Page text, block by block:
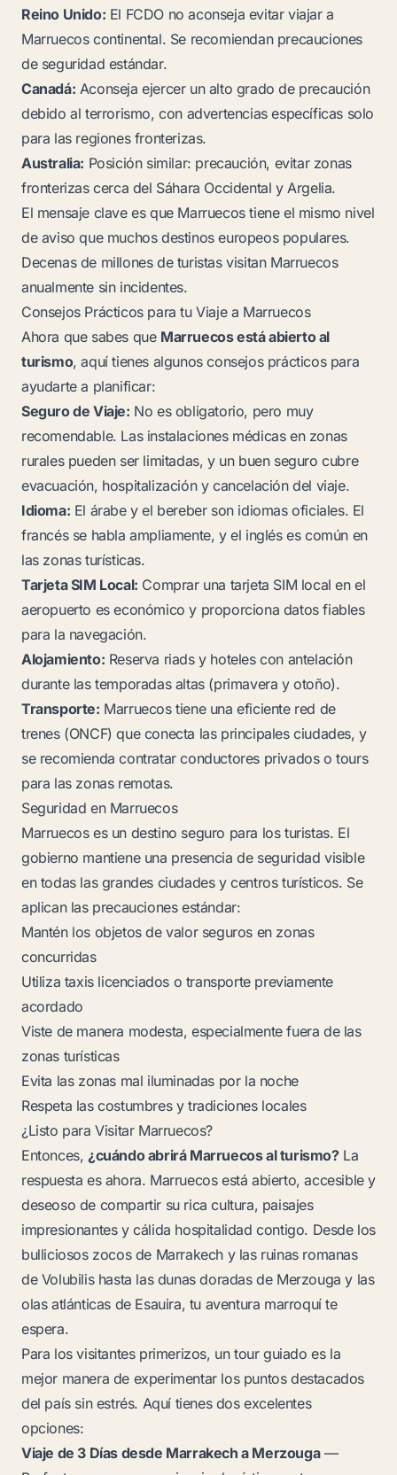
Reino Unido: El FCDO no aconseja evitar viajar a
Marruecos continental. Se recomiendan precauciones
de seguridad estándar.
Canadá: Aconseja ejercer un alto grado de precaución
debido al terrorismo, con advertencias específicas solo
para las regiones fronterizas.
Australia: Posición similar: precaución, evitar zonas
fronterizas cerca del Sáhara Occidental y Argelia.
El mensaje clave es que Marruecos tiene el mismo nivel
de aviso que muchos destinos europeos populares.
Decenas de millones de turistas visitan Marruecos
anualmente sin incidentes.
Consejos Prácticos para tu Viaje a Marruecos
Ahora que sabes que Marruecos está abierto al
turismo, aquí tienes algunos consejos prácticos para
ayudarte a planificar:
Seguro de Viaje: No es obligatorio, pero muy
recomendable. Las instalaciones médicas en zonas
rurales pueden ser limitadas, y un buen seguro cubre
evacuación, hospitalización y cancelación del viaje.
Idioma: El árabe y el bereber son idiomas oficiales. El
francés se habla ampliamente, y el inglés es común en
las zonas turísticas.
Tarjeta SIM Local: Comprar una tarjeta SIM local en el
aeropuerto es económico y proporciona datos fiables
para la navegación.
Alojamiento: Reserva riads y hoteles con antelación
durante las temporadas altas (primavera y otoño).
Transporte: Marruecos tiene una eficiente red de
trenes (ONCF) que conecta las principales ciudades, y
se recomienda contratar conductores privados o tours
para las zonas remotas.
Seguridad en Marruecos
Marruecos es un destino seguro para los turistas. El
gobierno mantiene una presencia de seguridad visible
en todas las grandes ciudades y centros turísticos. Se
aplican las precauciones estándar:
Mantén los objetos de valor seguros en zonas
concurridas
Utiliza taxis licenciados o transporte previamente
acordado
Viste de manera modesta, especialmente fuera de las
zonas turísticas
Evita las zonas mal iluminadas por la noche
Respeta las costumbres y tradiciones locales
¿Listo para Visitar Marruecos?
Entonces, ¿cuándo abrirá Marruecos al turismo?La
respuesta es ahora. Marruecos está abierto, accesible y
deseoso de compartir su rica cultura, paisajes
impresionantes y cálida hospitalidad contigo. Desde los
bulliciosos zocos de Marrakech y las ruinas romanas
de Volubilis hasta las dunas doradas de Merzouga y las
olas atlánticas de Esauira, tu aventura marroquí te
espera.
Para los visitantes primerizos, un tour guiado es la
mejor manera de experimentar los puntos destacados
del país sin estrés. Aquí tienes dos excelentes
opciones:
Viaje de 3 Días desde Marrakech a Merzouga—